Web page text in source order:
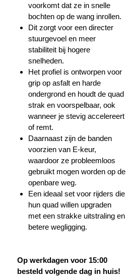
voorkomt dat ze in snelle
bochten op de wang inrollen.
Dit zorgt voor een directer
stuurgevoel en meer
stabiliteit bij hogere
snelheden.
Het profiel is ontworpen voor
grip op asfalt en harde
ondergrond en houdt de quad
strak en voorspelbaar, ook
wanneer je stevig accelereert
of remt.
Daarnaast zijn de banden
voorzien van E-keur,
waardoor ze probleemloos
gebruikt mogen worden op de
openbare weg.
Een ideaal set voor rijders die
hun quad willen upgraden
met een strakke uitstraling en
betere wegligging.
Op werkdagen voor 15:00
besteld volgende dag in huis!